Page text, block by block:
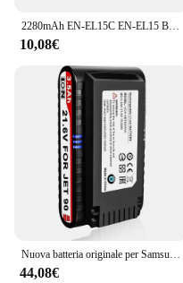
2280mAh EN-EL15C EN-EL15 Batteria/LED USB Doppio Caricatore per Nikon Z5,Z6,Z6 II,Z7,Z7II D600 D610 D600E D800 D810 D800E D810
10,08€
Nuova batteria originale per Samsung JET75 JET90 JET90E VS9000 VCA-SBT90 muslimatexlimb
44,08€